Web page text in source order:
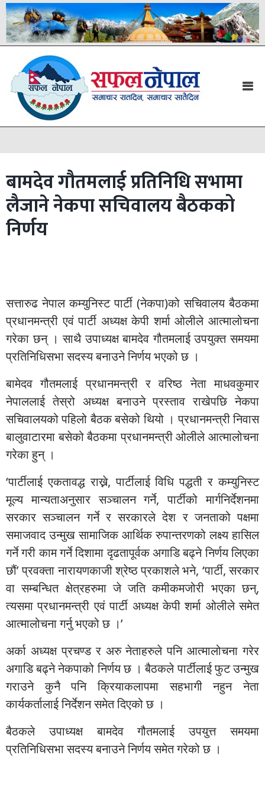
बामदेव गौतमलाई प्रतिनिधि सभामा
लैजाने नेकपा सचिवालय बैठकको
निर्णय
सत्तारुढ नेपाल कम्युनिस्ट पार्टी (नेकपा)को सचिवालय बैठकमा
प्रधानमन्त्री एवं पार्टी अध्यक्ष केपी शर्मा ओलीले आत्मालोचना
गरेका छन् । साथै उपाध्यक्ष बामदेव गौतमलाई उपयुक्त समयमा
प्रतिनिधिसभा सदस्य बनाउने निर्णय भएको छ ।
बामेदव गौतमलाई प्रधानमन्त्री र वरिष्ठ नेता माधवकुमार
नेपाललाई तेस्रो अध्यक्ष बनाउने प्रस्ताव राखेपछि नेकपा
सचिवालयको पहिलो बैठक बसेको थियो । प्रधानमन्त्री निवास
बालुवाटारमा बसेको बैठकमा प्रधानमन्त्री ओलीले आत्मालोचना
गरेका हुन् ।
‘पार्टीलाई एकतावद्ध राख्ने, पार्टीलाई विधि पद्धती र कम्युनिस्ट
मूल्य मान्यताअनुसार सञ्चालन गर्ने, पार्टीको मार्गनिर्देशनमा
सरकार सञ्चालन गर्ने र सरकारले देश र जनताको पक्षमा
समाजवाद उन्मुख सामाजिक आर्थिक रुपान्तरणको लक्ष्य हासिल
गर्ने गरी काम गर्ने दिशामा दृढतापूर्वक अगाडि बढ्ने निर्णय लिएका
छौं’ प्रवक्ता नारायणकाजी श्रेष्ठ प्रकाशले भने, ‘पार्टी, सरकार
वा सम्बन्धित क्षेत्रहरुमा जे जति कमीकमजोरी भएका छन्,
त्यसमा प्रधानमन्त्री एवं पार्टी अध्यक्ष केपी शर्मा ओलीले समेत
आत्मालोचना गर्नु भएको छ ।’
अर्का अध्यक्ष प्रचण्ड र अरु नेताहरुले पनि आत्मालोचना गरेर
अगाडि बढ्ने नेकपाको निर्णय छ । बैठकले पार्टीलाई फुट उन्मुख
गराउने कुनै पनि क्रियाकलापमा सहभागी नहुन नेता
कार्यकर्तालाई निर्देशन समेत दिएको छ ।
बैठकले उपाध्यक्ष बामदेव गौतमलाई उपयुत्त समयमा
प्रतिनिधिसभा सदस्य बनाउने निर्णय समेत गरेको छ ।